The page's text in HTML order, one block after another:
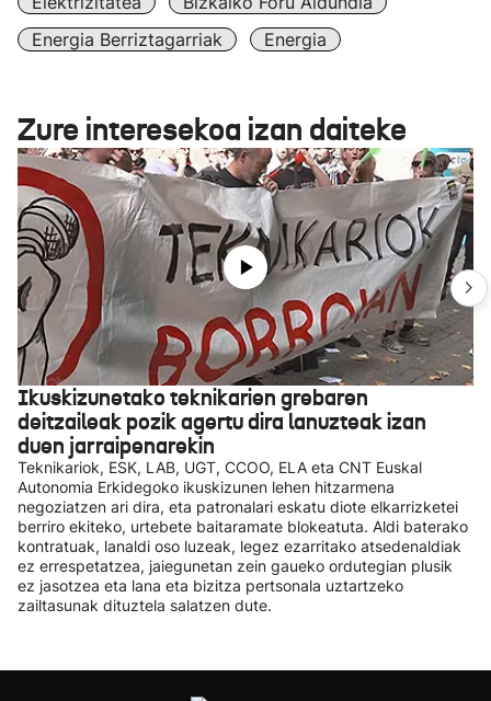
Energia Berriztagarriak
Energia
Zure interesekoa izan daiteke
Ikuskizunetako teknikarien grebaren
deitzaileak pozik agertu dira lanuzteak izan
duen jarraipenarekin
Teknikariok, ESK, LAB, UGT, CCOO, ELA eta CNT Euskal
Autonomia Erkidegoko ikuskizunen lehen hitzarmena
negoziatzen ari dira, eta patronalari eskatu diote elkarrizketei
berriro ekiteko, urtebete baitaramate blokeatuta. Aldi baterako
kontratuak, lanaldi oso luzeak, legez ezarritako atsedenaldiak
ez errespetatzea, jaiegunetan zein gaueko ordutegian plusik
ez jasotzea eta lana eta bizitza pertsonala uztartzeko
zailtasunak dituztela salatzen dute.